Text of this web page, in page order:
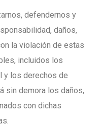
defendernos y
daños,
la violación de estas
incluidos los
y los derechos de
sin demora los daños,
con dichas